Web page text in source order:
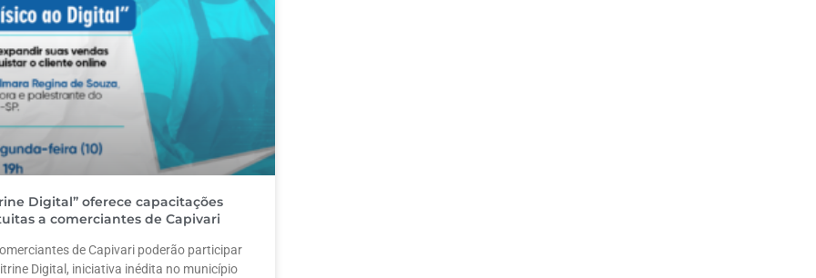
Digital” oferece capacitações
a comerciantes de Capivari
de Capivari poderão participar
Digital, iniciativa inédita no município